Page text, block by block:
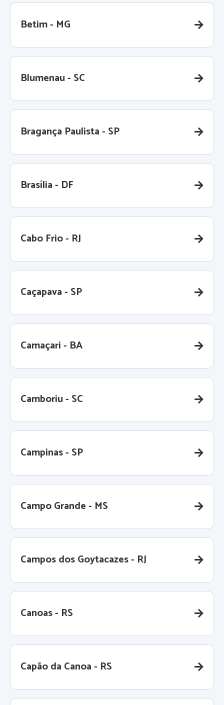
Betim - MG
Blumenau - SC
Bragança Paulista - SP
Brasília - DF
Cabo Frio - RJ
Caçapava - SP
Camaçari - BA
Camboriu - SC
Campinas - SP
Campo Grande - MS
Campos dos Goytacazes - RJ
Canoas - RS
Capão da Canoa - RS